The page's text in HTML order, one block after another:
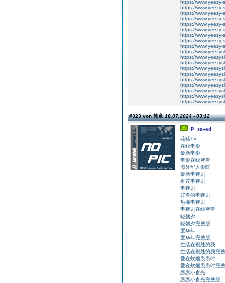
https://
https://
https://
https://
https://
https://
https://
https://
https://
https://
https://
https://
https://
https://
https://
https://
https://
https://
https://
#323 von 韩童18.07.2024 - 03:12
IP: saved
花猪TV
在线电影
最新电影
电影在线观看
海外华人影院
最新电视剧
推荐电视剧
电视剧
好看的电视剧
热播电视剧
电视剧在线观看
晓朝夕
晓朝夕完整版
度华年
度华年完整版
生活在别处的我
生活在别处的我完
爱在炊烟袅袅时
爱在炊烟袅袅时完
恋恋小食光
恋恋小食光完整版